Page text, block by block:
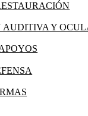
AUDITIVA Y